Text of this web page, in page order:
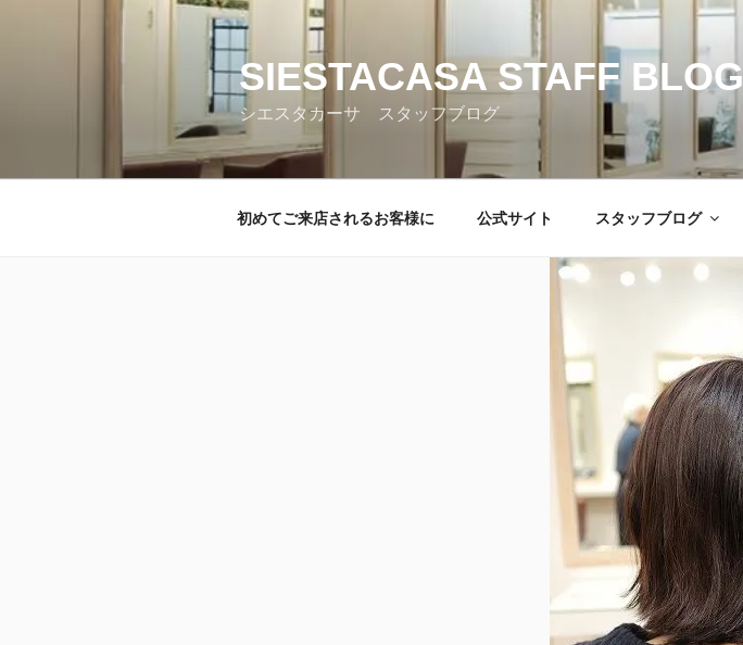
SIESTACASA STAFF BLOG
シエスタカーサ スタッフブログ
初めてご来店されるお客様に 公式サイト スタッフブログ